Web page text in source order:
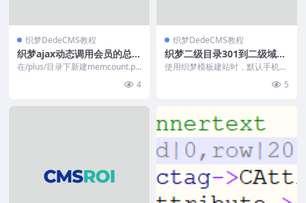
织梦DedeCMS教程
织梦ajax动态调用会员的总数
量
在/plus/目录下新建memcount.ph
4
织梦DedeCMS教程
织梦二级目录301到二级域名
伪静态规则
使用织梦模板建站时，默认手机端
5